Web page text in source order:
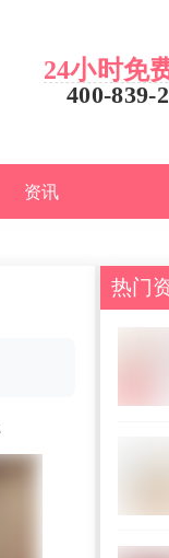
24小时免
400-839-
资讯
热门